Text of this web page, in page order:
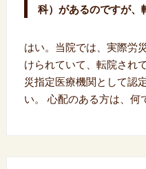
科）があるのですが、
はい。当院では、実際労
けられていて、転院され
災指定医療機関として認
い。 心配のある方は、何